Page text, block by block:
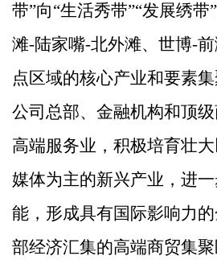
带”向“生活秀带”“发展绣带”
滩-陆家嘴-北外滩、世博-
点区域的核心产业和要素
公司总部、金融机构和顶
高端服务业，积极培育壮
媒体为主的新兴产业，进
能，形成具有国际影响力
部经济汇集的高端商贸集